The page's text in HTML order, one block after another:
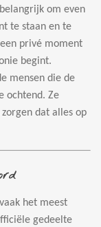
om even
te staan en te
privé moment
begint.
mensen die de
ochtend. Ze
dat alles op
het meest
gedeelte